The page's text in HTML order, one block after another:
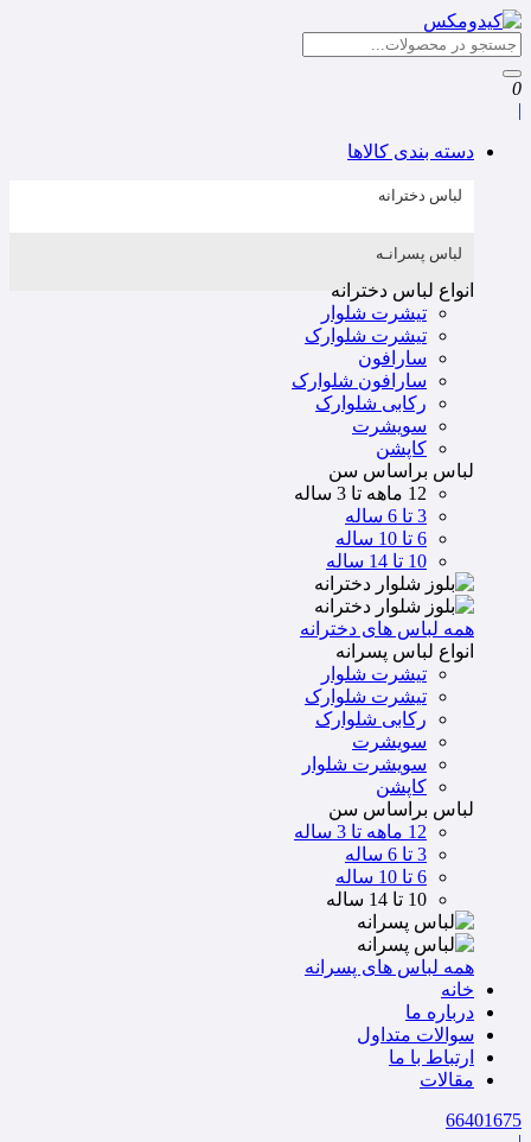
0
|
دسته بندی کالاها
لباس دخترانه
لباس پسرانـه
انواع لباس دخترانه
تیشرت شلوار
تیشرت شلوارک
سارافون
سارافون شلوارک
رکابی شلوارک
سویشرت
کاپشن
لباس براساس سن
12 ماهه تا 3 ساله
3 تا 6 ساله
6 تا 10 ساله
10 تا 14 ساله
همه لباس های دخترانه
انواع لباس پسرانه
تیشرت شلوار
تیشرت شلوارک
رکابی شلوارک
سویشرت
سویشرت شلوار
کاپشن
لباس براساس سن
12 ماهه تا 3 ساله
3 تا 6 ساله
6 تا 10 ساله
10 تا 14 ساله
همه لباس های پسرانه
خانه
درباره ما
سوالات متداول
ارتباط با ما
مقالات
66401675